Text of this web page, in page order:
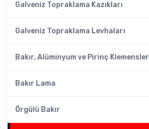
Galveniz Topraklama Kazıkları
Galveniz Topraklama Levhaları
Bakır, Alüminyum ve Pirinç Klemensler
Bakır Lama
Örgülü Bakır